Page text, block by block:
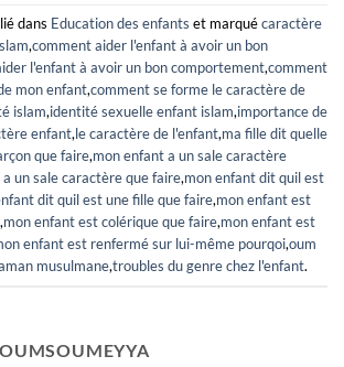
dans Education des enfants et marquécaractère
,comment aider l'enfant à avoir un bon
l'enfant à avoir un bon comportement,comment
mon enfant,comment se forme le caractère de
islam,identité sexuelle enfant islam,importance de
enfant,le caractère de l'enfant,ma fille dit quelle
que faire,mon enfant a un sale caractère
un sale caractère que faire,mon enfant dit quil est
dit quil est une fille que faire,mon enfant est
,mon enfant est colérique que faire,mon enfant est
enfant est renfermé sur lui-même pourqoi,oum
musulmane,troubles du genre chez l'enfant.
OUMSOUMEYYA